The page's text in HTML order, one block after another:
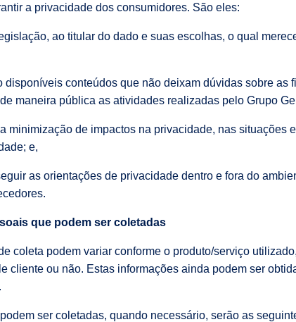
a privacidade dos consumidores. São eles:
ao titular do dado e suas escolhas, o qual
disponíveis conteúdos que não deixam dúvidas sobre
maneira pública as atividades realizadas pelo Grupo
minimização de impactos na privacidade, nas
e,
as orientações de privacidade dentro e fora do
que podem ser coletadas
coleta podem variar conforme o produto/serviço
cliente ou não. Estas informações ainda podem ser
ser coletadas, quando necessário, serão as